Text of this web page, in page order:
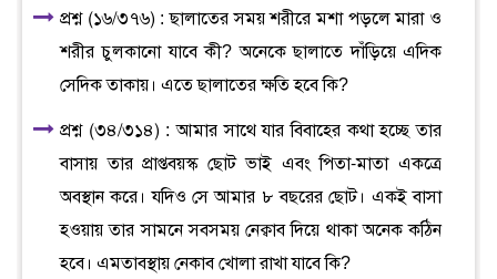
প্রশ্ন (১৬/৩৭৬) : ছালাতের সময় শরীরে মশা পড়লে মারা ও
শরীর চুলকানো যাবে কী? অনেকে ছালাতে দাঁড়িয়ে এদিক
সেদিক তাকায়। এতে ছালাতের ক্ষতি হবে কি?
প্রশ্ন (৩৪/৩১৪) : আমার সাথে যার বিবাহের কথা হচ্ছে তার
বাসায় তার প্রাপ্তবয়স্ক ছোট ভাই এবং পিতা-মাতা একত্রে
অবস্থান করে। যদিও সে আমার ৮ বছরের ছোট। একই বাসা
হওয়ায় তার সামনে সবসময় নেক্বাব দিয়ে থাকা অনেক কঠিন
হবে। এমতাবস্থায় নেকাব খোলা রাখা যাবে কি?